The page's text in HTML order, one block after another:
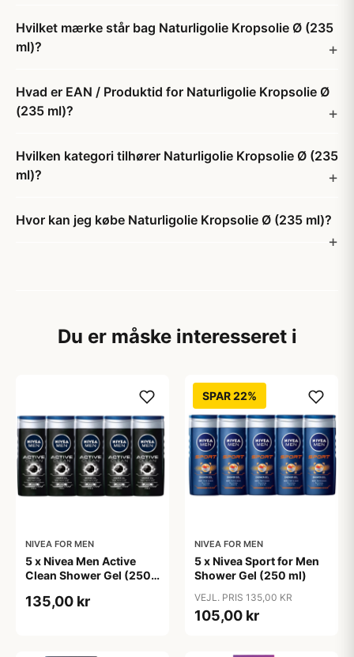
Hvilket mærke står bag Naturligolie Kropsolie Ø (235
ml)?
Hvad er EAN / Produktid for Naturligolie Kropsolie Ø
(235 ml)?
Hvilken kategori tilhører Naturligolie Kropsolie Ø (235
ml)?
Hvor kan jeg købe Naturligolie Kropsolie Ø (235 ml)?
Du er måske interesseret i
NIVEA FOR MEN
5 x Nivea Men Active
Clean Shower Gel (250
135,00 kr
SPAR 22%
NIVEA FOR MEN
5 x Nivea Sport for Men
Shower Gel (250 ml)
VEJL. PRIS 135,00 KR
105,00 kr